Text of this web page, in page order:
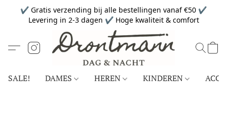
✔ Gratis verzending bij alle bestellingen vanaf €50 ✔
Levering in 2-3 dagen ✔ Hoge kwaliteit & comfort
SALE! DAMES HEREN KINDEREN